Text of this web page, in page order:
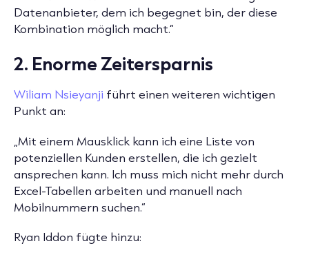
Datenanbieter, dem ich begegnet bin, der diese
Kombination möglich macht.“
2. Enorme Zeitersparnis
Wiliam Nsieyanji führt einen weiteren wichtigen
Punkt an:
„Mit einem Mausklick kann ich eine Liste von
potenziellen Kunden erstellen, die ich gezielt
ansprechen kann. Ich muss mich nicht mehr durch
Excel-Tabellen arbeiten und manuell nach
Mobilnummern suchen.“
Ryan Iddon fügte hinzu: